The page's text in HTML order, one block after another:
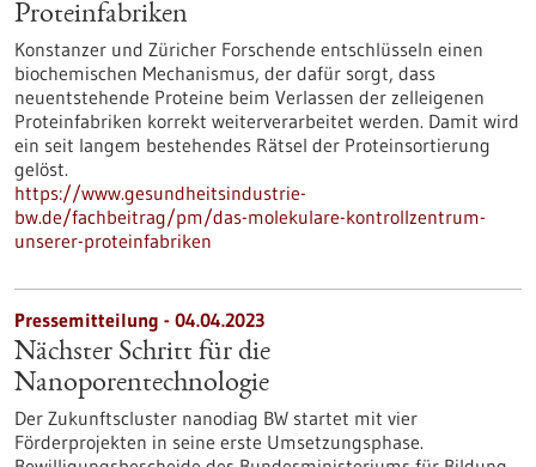
Proteinfabriken
Konstanzer und Züricher Forschende entschlüsseln einen
biochemischen Mechanismus, der dafür sorgt, dass
neuentstehende Proteine beim Verlassen der zelleigenen
Proteinfabriken korrekt weiterverarbeitet werden. Damit wird
ein seit langem bestehendes Rätsel der Proteinsortierung
gelöst.
https://www.gesundheitsindustrie-
bw.de/fachbeitrag/pm/das-molekulare-kontrollzentrum-
unserer-proteinfabriken
Pressemitteilung - 04.04.2023
Nächster Schritt für die
Nanoporentechnologie
Der Zukunftscluster nanodiag BW startet mit vier
Förderprojekten in seine erste Umsetzungsphase.